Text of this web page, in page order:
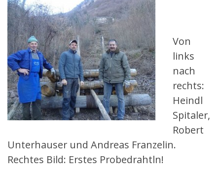
Von
links
nach
rechts:
Heindl
Spitaler,
Robert
Unterhauser und Andreas Franzelin.
Rechtes Bild: Erstes Probedrahtln!